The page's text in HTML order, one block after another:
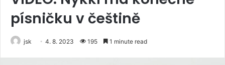
písničku v češtině
jsk 4. 8. 2023 195 1 minute read